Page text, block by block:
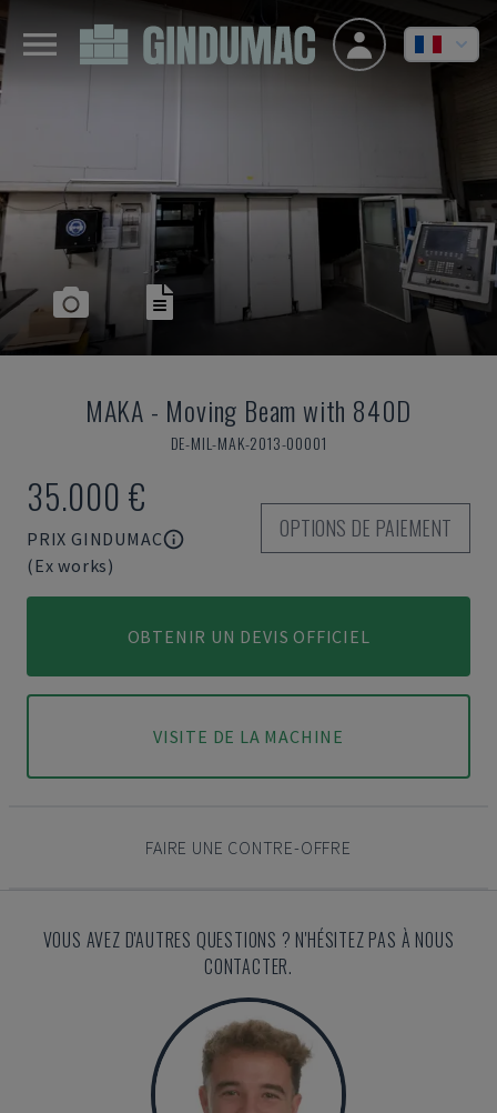
MAKA - Moving Beam with 840D
DE-MIL-MAK-2013-00001
35.000 €
PRIX GINDUMAC
(Ex works)
OPTIONS DE PAIEMENT
OBTENIR UN DEVIS OFFICIEL
VISITE DE LA MACHINE
FAIRE UNE CONTRE-OFFRE
VOUS AVEZ D'AUTRES QUESTIONS ? N'HÉSITEZ PAS À NOUS
CONTACTER.